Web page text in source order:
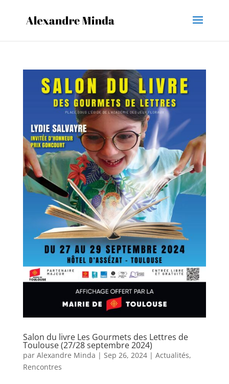
Salon du livre Les Gourmets des Lettres de
Toulouse (27/28 septembre 2024)
par Alexandre Minda | Sep 26, 2024| Actualités,
Rencontres